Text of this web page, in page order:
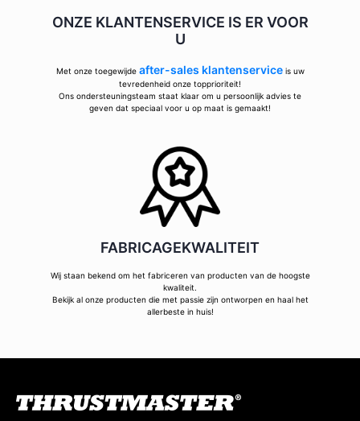
ONZE KLANTENSERVICE IS ER VOOR
U
Met onze toegewijde after-sales klantenserviceis uw
tevredenheid onze topprioriteit!
Ons ondersteuningsteam staat klaar om u persoonlijk advies te
geven dat speciaal voor u op maat is gemaakt!
FABRICAGEKWALITEIT
Wij staan bekend om het fabriceren van producten van de hoogste
kwaliteit.
Bekijk al onze producten die met passie zijn ontworpen en haal het
allerbeste in huis!